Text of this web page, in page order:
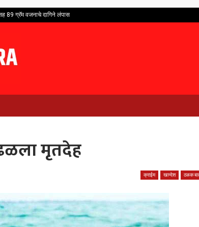
89 ग्रॅम वजनाचे दागिने लंपास
मृतदेह
क्राईम खान्देश ठळक